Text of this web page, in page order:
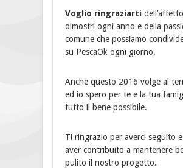
Voglio ringraziarti
dimostri ogni anno e della
comune che possiamo
su PescaOk ogni giorno.
Anche questo 2016 volge al
ed io spero per te e la tua
tutto il bene possibile.
Ti ringrazio per averci seguito
aver contribuito a mantenere
pulito il nostro progetto.